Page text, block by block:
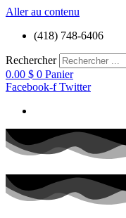
Aller au contenu
(418) 748-6406
Rechercher
0.00 $ 0 Panier
Facebook-f Twitter